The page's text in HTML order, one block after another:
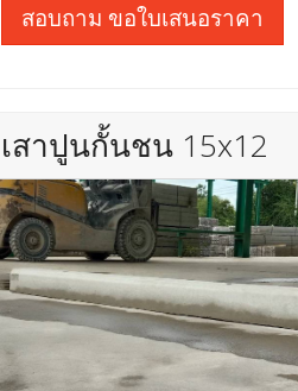
สอบถาม ขอใบเสนอราคา
เสาปูนกั้นชน 15x12